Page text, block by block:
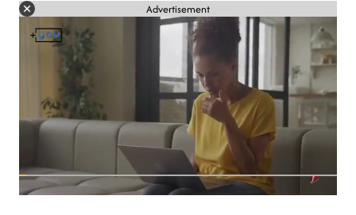
Advertisement